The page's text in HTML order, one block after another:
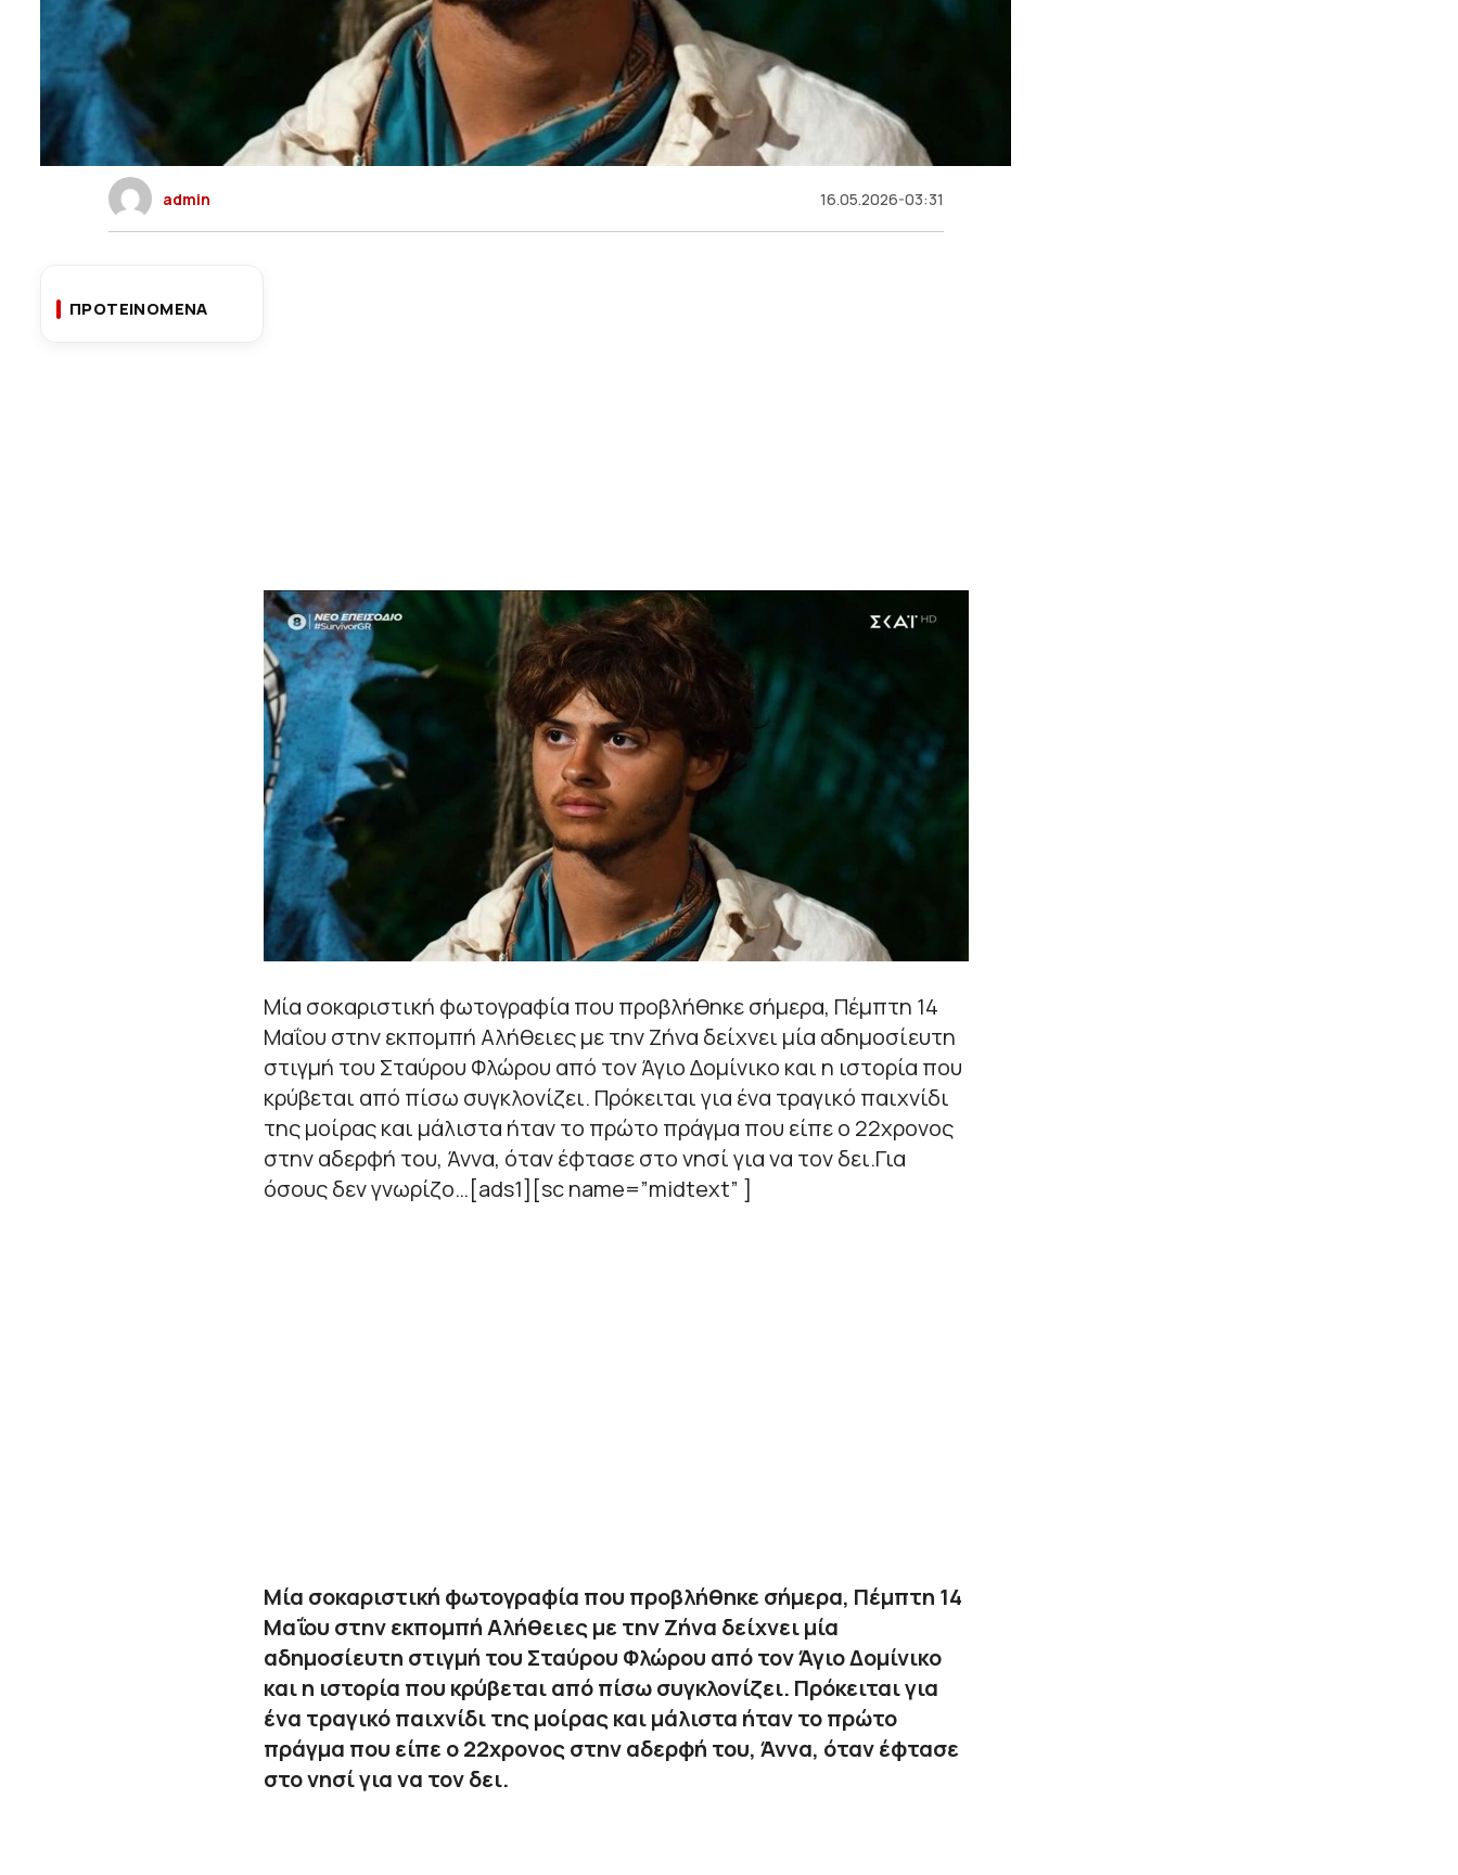
admin 16.05.2026-03:31
ΠΡΟΤΕΙΝΟΜΕΝΑ
Μία σοκαριστική φωτογραφία που προβλήθηκε σήμερα, Πέμπτη 14
Μαΐου στην εκπομπή Αλήθειες με την Ζήνα δείχνει μία αδημοσίευτη
στιγμή του Σταύρου Φλώρου από τον Άγιο Δομίνικο και η ιστορία που
κρύβεται από πίσω συγκλονίζει. Πρόκειται για ένα τραγικό παιχνίδι
της μοίρας και μάλιστα ήταν το πρώτο πράγμα που είπε ο 22χρονος
στην αδερφή του, Άννα, όταν έφτασε στο νησί για να τον δει.Για
όσους δεν γνωρίζο…[ads1][sc name=”midtext” ]
Μία σοκαριστική φωτογραφία που προβλήθηκε σήμερα, Πέμπτη 14
Μαΐου στην εκπομπή Αλήθειες με την Ζήνα δείχνει μία
αδημοσίευτη στιγμή του Σταύρου Φλώρου από τον Άγιο Δομίνικο
και η ιστορία που κρύβεται από πίσω συγκλονίζει. Πρόκειται για
ένα τραγικό παιχνίδι της μοίρας και μάλιστα ήταν το πρώτο
πράγμα που είπε ο 22χρονος στην αδερφή του, Άννα, όταν έφτασε
στο νησί για να τον δει.